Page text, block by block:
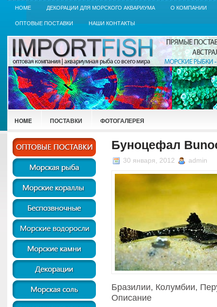
HOME ДЕКОРАЦИИ ДЛЯ МОРСКОГО АКВАРИУМА О КОМПАНИИ
ОПТОВЫЕ ПОСТАВКИ НАШИ КОНТАКТЫ
HOME ПОСТАВКИ ФОТОГАЛЕРЕЯ
Буноцефал
30 января, 2012 admin
Бразилии, Колумбии,
Описание